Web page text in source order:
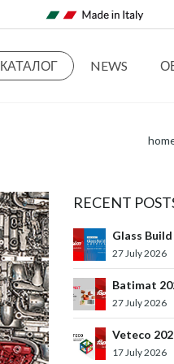
КАТАЛОГ NEWS
RECENT
Glass
27 July 2026
Batimat
27 July 2026
Veteco
17 July 2026